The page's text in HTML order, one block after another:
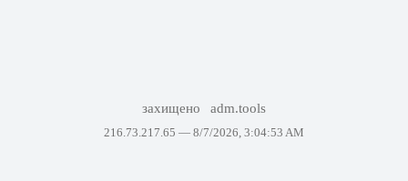
захищено adm.tools
216.73.217.65 — 8/7/2026, 3:04:53 AM